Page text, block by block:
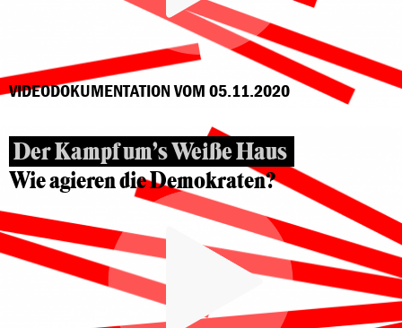
VIDEODOKUMENTATION VOM 05.11.2020
Der Kampf um’s Weiße Haus
Wie agieren die Demokraten?